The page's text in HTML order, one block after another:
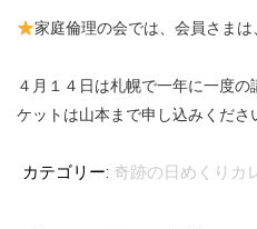
家庭倫理の会では、会員さま
４月１４日は札幌で一年に一度
ケットは山本まで申し込みくださ
カテゴリー: 奇跡の日めくりカ